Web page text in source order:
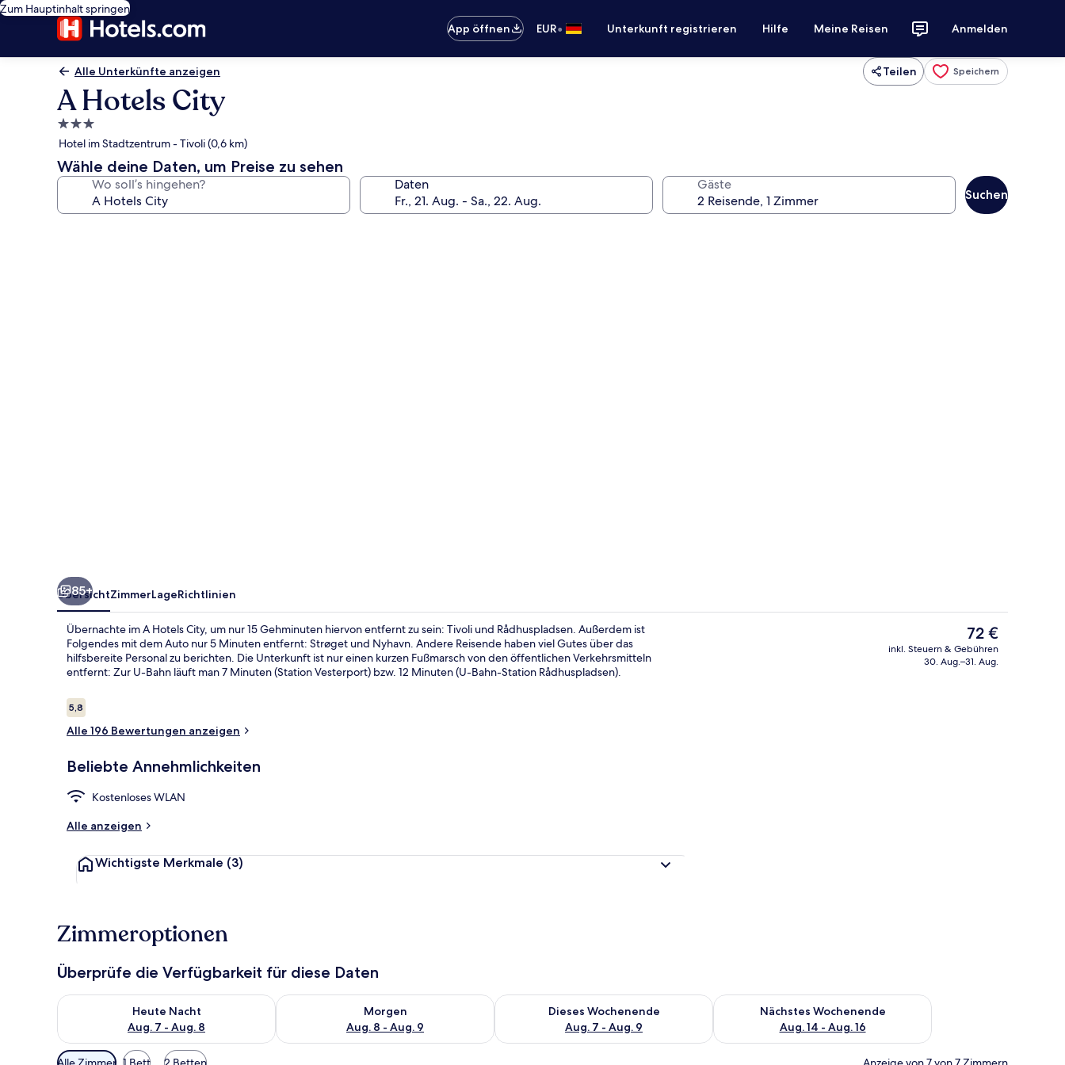
Zum Hauptinhalt springen
App öffnen
EUR• Unterkunft registrieren Hilfe Meine Reisen Anmelden
Alle Unterkünfte anzeigen Teilen Speichern
A Hotels City
3.0-
Sterne-
Unterkunft
Hotel im Stadtzentrum - Tivoli (0,6 km)
Wähle deine Daten, um Preise zu sehen
Wo soll’s hingehen? Daten Gäste
Suchen
Dreibettzimmer | Schreibtisch, laptopgeeigneter Arbeitsplatz, Verdunkelungsvorhänge
Unterkunftsgelände
85+
ÜbersichtZimmerLageRichtlinien
Übernachte im A Hotels City, um nur 15 Gehminuten hiervon entfernt zu sein: Tivoli und Rådhuspladsen. Außerdem ist
Folgendes mit dem Auto nur 5 Minuten entfernt: Strøget und Nyhavn. Andere Reisende haben viel Gutes über das
hilfsbereite Personal zu berichten. Die Unterkunft ist nur einen kurzen Fußmarsch von den öffentlichen Verkehrsmitteln
entfernt: Zur U-Bahn läuft man 7 Minuten (Station Vesterport) bzw. 12 Minuten (U-Bahn-Station Rådhuspladsen).
Bewertungen
5,85,8 von 10.
Alle 196 Bewertungen anzeigen
Beliebte Annehmlichkeiten
Kostenloses WLAN
Alle anzeigen
Wichtigste Merkmale (3)
Der
aktuelle
Preis
72 €
inkl. Steuern & Gebühren
30. Aug.–31. Aug.
Zimmeroptionen
Überprüfe die Verfügbarkeit für diese Daten
Heute Nacht
Aug. 7 - Aug. 8
Überprüfe die Verfügbarkeit für heute Nacht, Aug. 7 - Aug. 8.
Morgen
Aug. 8 - Aug. 9
Überprüfe die Verfügbarkeit für morgen, Aug. 8 - Aug. 9.
Dieses Wochenende
Aug. 7 - Aug. 9
Überprüfe die Verfügbarkeit für dieses Wochenende, Aug. 7 - Aug. 9.
Nächstes Wochenende
Aug. 14 - Aug. 16
Überprüfe die Verfügbarkeit für nächstes Wochenende, Aug.
Verfügbare